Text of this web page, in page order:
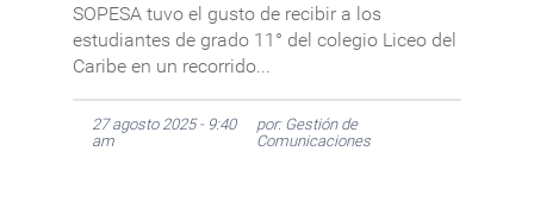
SOPESA tuvo el gusto de recibir a los
estudiantes de grado 11° del colegio Liceo del
Caribe en un recorrido...
27 agosto 2025 - 9:40
am
por: Gestión de
Comunicaciones